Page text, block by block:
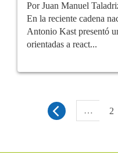
Por Juan Manuel
En la reciente cadena
Antonio Kast presentó
orientadas a react...
… 2